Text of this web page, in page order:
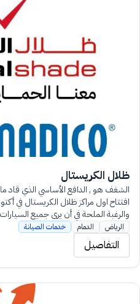
ظلال الكريستال
الشغف هو , الدافع الأساسي الذي قاد
والرغبة الملحة في أن يرى جميع
الرياض الدمام خدمات الصيانة
التفاصيل